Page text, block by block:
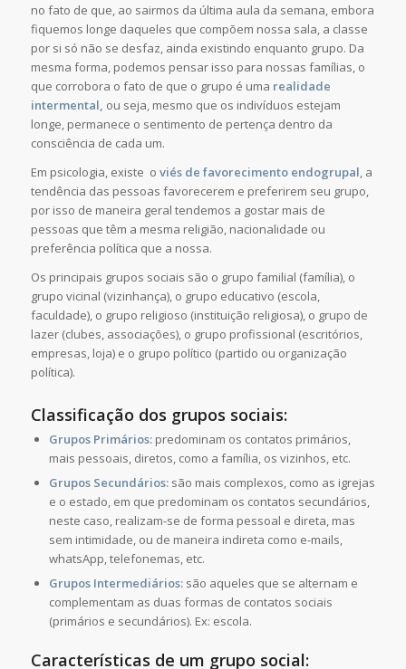
no fato de que, ao sairmos da última aula da semana, embora
fiquemos longe daqueles que compõem nossa sala, a classe
por si só não se desfaz, ainda existindo enquanto grupo. Da
mesma forma, podemos pensar isso para nossas famílias, o
que corrobora o fato de que o grupo é uma realidade
intermental, ou seja, mesmo que os indivíduos estejam
longe, permanece o sentimento de pertença dentro da
consciência de cada um.
Em psicologia, existe o viés de favorecimento endogrupal , a
tendência das pessoas favorecerem e preferirem seu grupo,
por isso de maneira geral tendemos a gostar mais de
pessoas que têm a mesma religião, nacionalidade ou
preferência política que a nossa.
Os principais grupos sociais são o grupo familial (família), o
grupo vicinal (vizinhança), o grupo educativo (escola,
faculdade), o grupo religioso (instituição religiosa), o grupo de
lazer (clubes, associações), o grupo profissional (escritórios,
empresas, loja) e o grupo político (partido ou organização
política).
Classificação dos grupos sociais:
Grupos Primários: predominam os contatos primários,
mais pessoais, diretos, como a família, os vizinhos, etc.
Grupos Secundários:são mais complexos, como as igrejas
e o estado, em que predominam os contatos secundários,
neste caso, realizam-se de forma pessoal e direta, mas
sem intimidade, ou de maneira indireta como e-mails,
whatsApp, telefonemas, etc.
Grupos Intermediários:são aqueles que se alternam e
complementam as duas formas de contatos sociais
(primários e secundários). Ex: escola.
Características de um grupo social: